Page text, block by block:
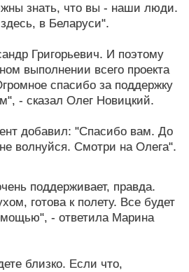
знать, что вы - наши люди.
в Беларуси".
Григорьевич. И поэтому
выполнении всего проекта
спасибо за поддержку
- сказал Олег Новицкий.
добавил: "Спасибо вам. До
волнуйся. Смотри на Олега".
поддерживает, правда.
готова к полету. Все будет
- ответила Марина
близко. Если что,